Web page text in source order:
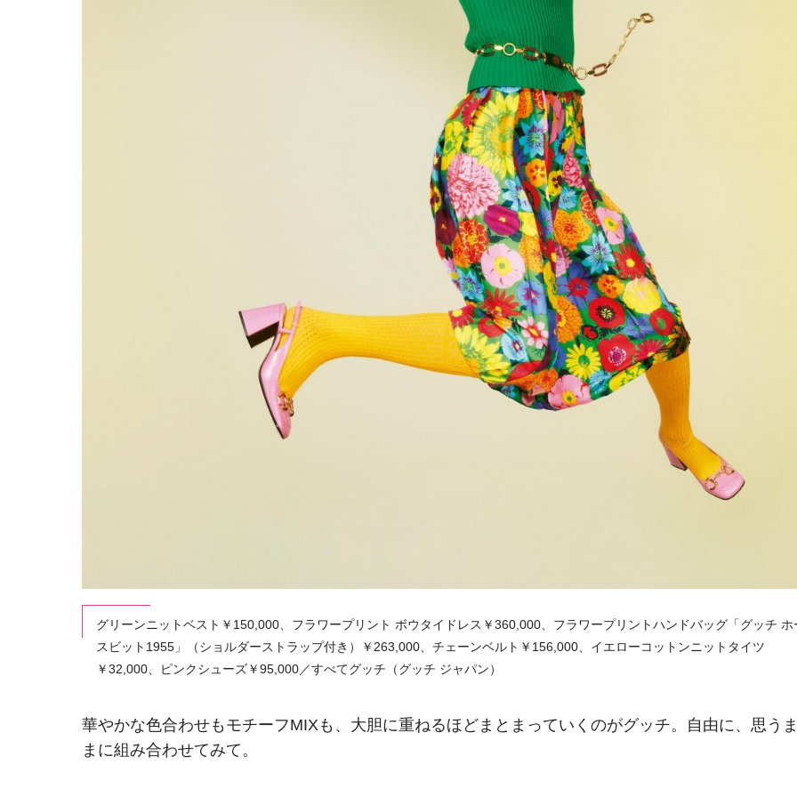
グリーンニットベスト￥150,000、フラワープリント ボウタイドレス￥360,000、フラワープリントハンドバッグ「グッチ ホ
スビット1955」（ショルダーストラップ付き）￥263,000、チェーンベルト￥156,000、イエローコットンニットタイツ
￥32,000、ピンクシューズ￥95,000／すべてグッチ（グッチ ジャパン）
華やかな色合わせもモチーフMIXも、大胆に重ねるほどまとまっていくのがグッチ。自由に、思う
まに組み合わせてみて。